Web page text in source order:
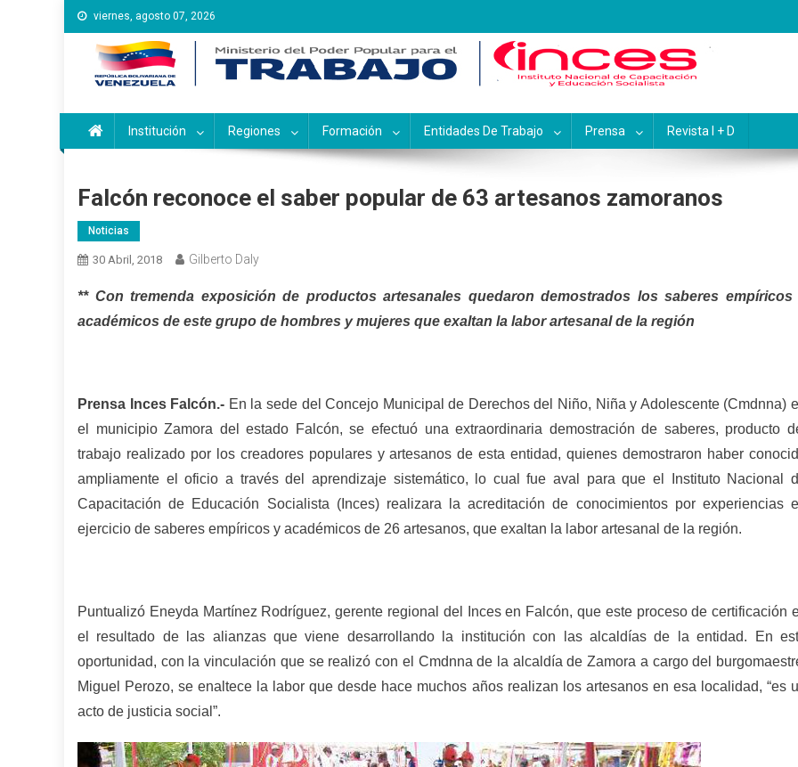
Saltar
al
contenido
viernes, agosto 07, 2026
Instituto Nacional de Capacitación y Educación
Inces
Institución Regiones Formación Entidades De Trabajo Prensa Revista I + D
Falcón reconoce el saber popular de 63 artesanos zamoranos
Noticias
30 Abril, 2018 Gilberto Daly
** Con tremenda exposición de productos artesanales quedaron demostrados los saberes empíricos
académicos de este grupo de hombres y mujeres que exaltan la labor artesanal de la región
Prensa Inces Falcón.- En la sede del Concejo Municipal de Derechos del Niño, Niña y Adolescente (Cmdnna)
el municipio Zamora del estado Falcón, se efectuó una extraordinaria demostración de saberes, producto
trabajo realizado por los creadores populares y artesanos de esta entidad, quienes demostraron haber
ampliamente el oficio a través del aprendizaje sistemático, lo cual fue aval para que el Instituto Nacional
Capacitación de Educación Socialista (Inces) realizara la acreditación de conocimientos por experiencias
ejercicio de saberes empíricos y académicos de 26 artesanos, que exaltan la labor artesanal de la región.
Puntualizó Eneyda Martínez Rodríguez, gerente regional del Inces en Falcón, que este proceso de certificación
el resultado de las alianzas que viene desarrollando la institución con las alcaldías de la entidad. En
oportunidad, con la vinculación que se realizó con el Cmdnna de la alcaldía de Zamora a cargo del
Miguel Perozo, se enaltece la labor que desde hace muchos años realizan los artesanos en esa localidad, “es
acto de justicia social”.